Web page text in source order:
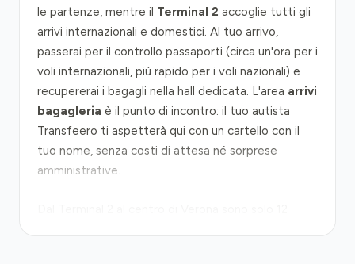
le partenze, mentre il Terminal 2 accoglie tutti gli
arrivi internazionali e domestici. Al tuo arrivo,
passerai per il controllo passaporti (circa un'ora per i
voli internazionali, più rapido per i voli nazionali) e
recupererai i bagagli nella hall dedicata. L'area arrivi
bagagleria è il punto di incontro: il tuo autista
Transfeero ti aspetterà qui con un cartello con il
tuo nome, senza costi di attesa né sorprese
amministrative.